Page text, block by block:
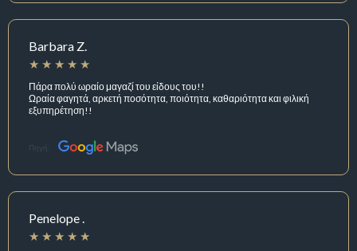
Barbara Z.
Πάρα πολύ ωραίο μαγαζί του είδους του!!
Ωραία φαγητά, αρκετή ποσότητα, ποιότητα, καθαριότητα και φιλική
εξυπηρέτηση!!
Πηγή:
Penelope .